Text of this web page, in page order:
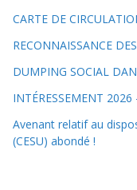
CARTE DE
RECONNAISSANCE
DUMPING SOCIAL
INTÉRESSEMENT 2026
Avenant relatif au
(CESU) abondé !